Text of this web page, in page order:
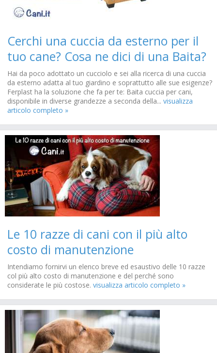
Cerchi una cuccia da esterno per il
tuo cane? Cosa ne dici di una Baita?
Hai da poco adottato un cucciolo e sei alla ricerca di una cuccia
da esterno adatta al tuo giardino e soprattutto alle sue esigenze?
Ferplast ha la soluzione che fa per te: Baita cuccia per cani,
disponibile in diverse grandezze a seconda della... visualizza
articolo completo »
Le 10 razze di cani con il più alto
costo di manutenzione
Intendiamo fornirvi un elenco breve ed esaustivo delle 10 razze
col più alto costo di manutenzione e del perché sono
considerate le più costose. visualizza articolo completo »